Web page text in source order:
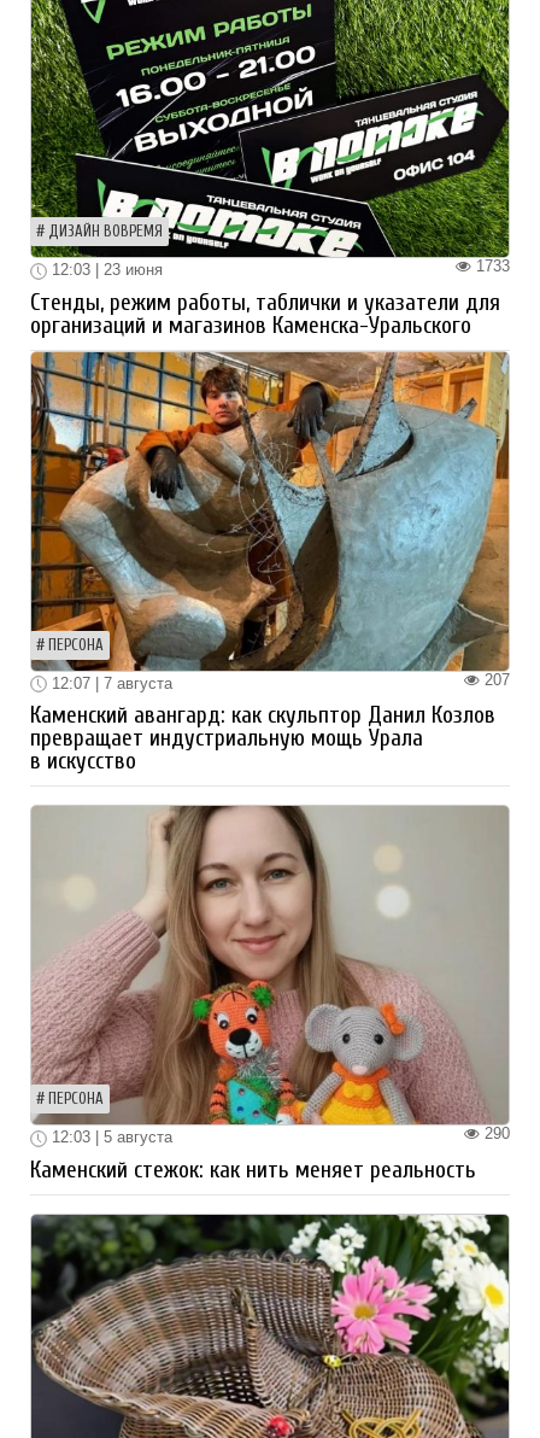
ДИЗАЙН ВОВРЕМЯ
1733
12:03 | 23 июня
Стенды, режим работы, таблички и указатели для
организаций и магазинов Каменска-Уральского
ПЕРСОНА
207
12:07 | 7 августа
Каменский авангард: как скульптор Данил Козлов
превращает индустриальную мощь Урала
в искусство
ПЕРСОНА
290
12:03 | 5 августа
Каменский стежок: как нить меняет реальность